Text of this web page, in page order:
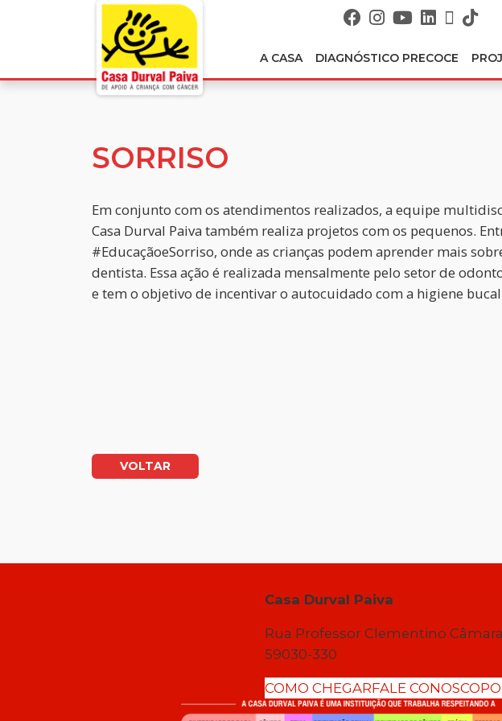
A CASA DIAGNÓSTICO PRECOCE
SORRISO
Em conjunto com os atendimentos realizados, a equipe
Casa Durval Paiva também realiza projetos com os pequenos.
#EducaçãoeSorriso, onde as crianças podem aprender mais
dentista. Essa ação é realizada mensalmente pelo setor de
e tem o objetivo de incentivar o autocuidado com a higiene
VOLTAR
Casa Durval Paiva
Rua Professor Clementino
59030-330
COMO CHEGARFALE CONOSCO